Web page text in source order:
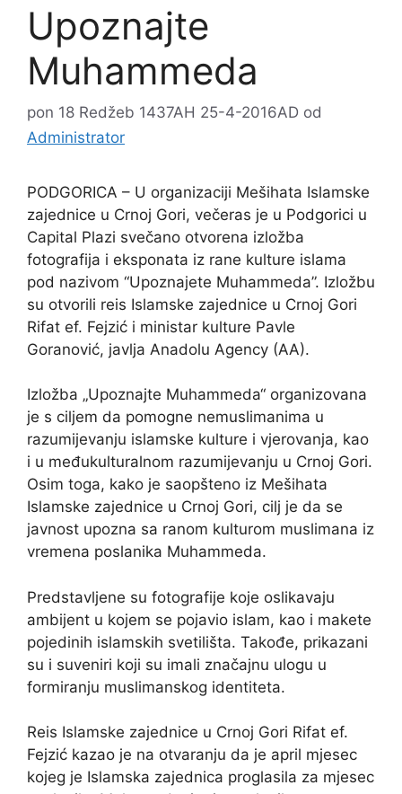
Upoznajte
Muhammeda
pon 18 Redžeb 1437AH 25-4-2016AD od
Administrator
PODGORICA – U organizaciji Mešihata Islamske
zajednice u Crnoj Gori, večeras je u Podgorici u
Capital Plazi svečano otvorena izložba
fotografija i eksponata iz rane kulture islama
pod nazivom “Upoznajete Muhammeda”. Izložbu
su otvorili reis Islamske zajednice u Crnoj Gori
Rifat ef. Fejzić i ministar kulture Pavle
Goranović, javlja Anadolu Agency (AA).
Izložba „Upoznajte Muhammeda“ organizovana
je s ciljem da pomogne nemuslimanima u
razumijevanju islamske kulture i vjerovanja, kao
i u međukulturalnom razumijevanju u Crnoj Gori.
Osim toga, kako je saopšteno iz Mešihata
Islamske zajednice u Crnoj Gori, cilj je da se
javnost upozna sa ranom kulturom muslimana iz
vremena poslanika Muhammeda.
Predstavljene su fotografije koje oslikavaju
ambijent u kojem se pojavio islam, kao i makete
pojedinih islamskih svetilišta. Takođe, prikazani
su i suveniri koji su imali značajnu ulogu u
formiranju muslimanskog identiteta.
Reis Islamske zajednice u Crnoj Gori Rifat ef.
Fejzić kazao je na otvaranju da je april mjesec
kojeg je Islamska zajednica proglasila za mjesec